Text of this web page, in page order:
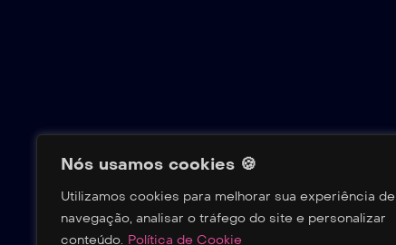
Nós usamos cookies 🍪
Utilizamos cookies para melhorar sua experiência de
navegação, analisar o tráfego do site e personalizar
conteúdo. Política de Cookie